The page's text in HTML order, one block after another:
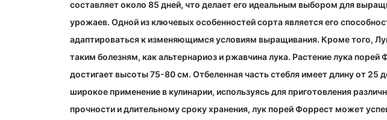
составляет около 85 дней, что делает его идеальным выбором для
урожаев. Одной из ключевых особенностей сорта является его
адаптироваться к изменяющимся условиям выращивания. Кроме того,
таким болезням, как альтернариоз и ржавчина лука. Растение лука
достигает высоты 75-80 см. Отбеленная часть стебля имеет длину от
широкое применение в кулинарии, используясь для приготовления
прочности и длительному сроку хранения, лук порей Форрест может